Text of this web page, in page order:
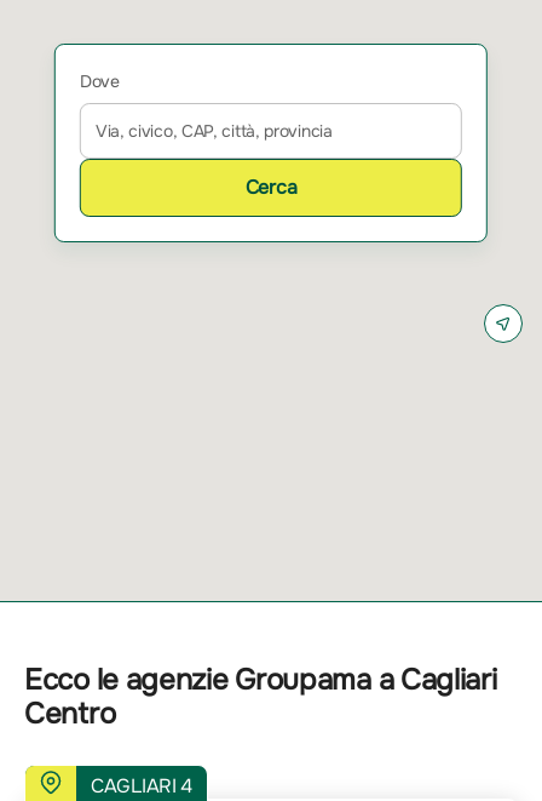
Dove
Cerca
Ecco le agenzie Groupama a Cagliari
Centro
CAGLIARI 4